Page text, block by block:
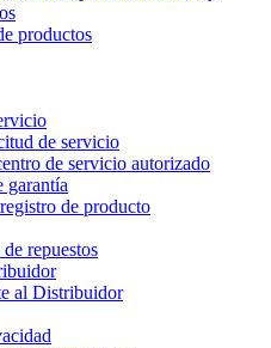
productos
de servicio
de servicio autorizado
garantía
de producto
repuestos
al Distribuidor